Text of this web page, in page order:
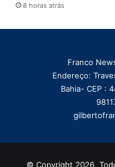
8 horas atrás
Franco
Endereço:
Bahia- CEP :
© Copyright 2026,